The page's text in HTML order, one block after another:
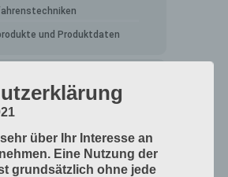
und Produktdaten
in der Druckerei
Drucksysteme
über Ihr Interesse an
Eine Nutzung der
grundsätzlich ohne jede